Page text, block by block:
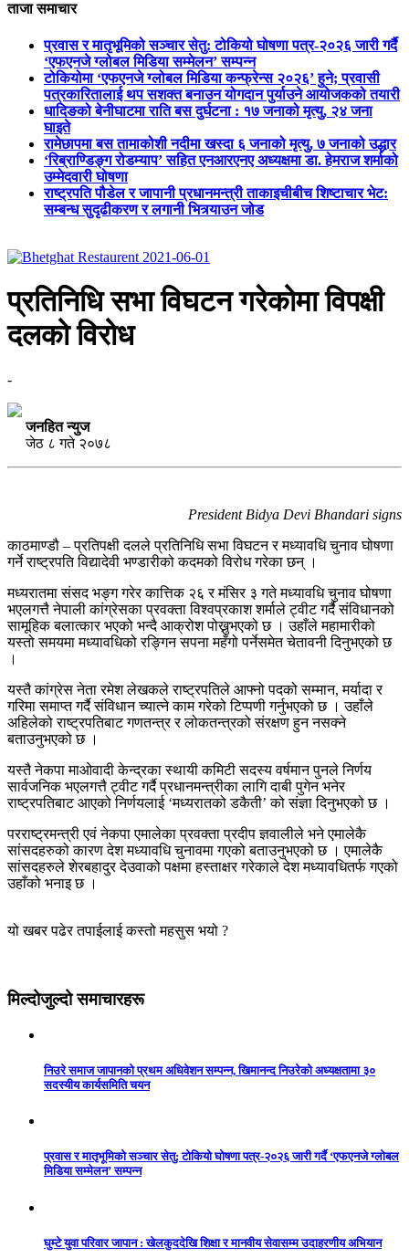
ताजा समाचार
प्रवास र मातृभूमिको सञ्चार सेतु: टोकियो घोषणा पत्र-२०२६ जारी गर्दै
‘एफएनजे ग्लोबल मिडिया सम्मेलन’ सम्पन्न
टोकियोमा ‘एफएनजे ग्लोबल मिडिया कन्फ्रेन्स २०२६’ हुने; प्रवासी
पत्रकारितालाई थप सशक्त बनाउन योगदान पुर्याउने आयोजकको तयारी
धादिङको बेनीघाटमा राति बस दुर्घटना : १७ जनाको मृत्यु, २४ जना
घाइते
रामेछापमा बस तामाकोशी नदीमा खस्दा ६ जनाको मृत्यु, ७ जनाको उद्धार
‘रिब्राण्डिङ्ग रोडम्याप’ सहित एनआरएनए अध्यक्षमा डा. हेमराज शर्माको
उम्मेदवारी घोषणा
राष्ट्रपति पौडेल र जापानी प्रधानमन्त्री ताकाइचीबीच शिष्टाचार भेट:
सम्बन्ध सुदृढीकरण र लगानी भित्र्याउन जोड
प्रतिनिधि सभा विघटन गरेकोमा विपक्षी
दलको विरोध
-
जनहित न्युज
जेठ ८ गते २०७८
President Bidya Devi Bhandari signs
काठमाण्डौ – प्रतिपक्षी दलले प्रतिनिधि सभा विघटन र मध्यावधि चुनाव घोषणा
गर्ने राष्ट्रपति विद्यादेवी भण्डारीको कदमको विरोध गरेका छन् ।
मध्यरातमा संसद भङ्ग गरेर कात्तिक २६ र मंसिर ३ गते मध्यावधि चुनाव घोषणा
भएलगत्तै नेपाली कांग्रेसका प्रवक्ता विश्वप्रकाश शर्माले ट्वीट गर्दै संविधानको
सामूहिक बलात्कार भएको भन्दै आक्रोश पोख्नुभएको छ । उहाँले महामारीको
यस्तो समयमा मध्यावधिको रङ्गिन सपना महँगो पर्नेसमेत चेतावनी दिनुभएको छ
।
यस्तै कांग्रेस नेता रमेश लेखकले राष्ट्रपतिले आफ्नो पदको सम्मान, मर्यादा र
गरिमा समाप्त गर्दै संविधान च्यात्ने काम गरेको टिप्पणी गर्नुभएको छ । उहाँले
अहिलेको राष्ट्रपतिबाट गणतन्त्र र लोकतन्त्रको संरक्षण हुन नसक्ने
बताउनुभएको छ ।
यस्तै नेकपा माओवादी केन्द्रका स्थायी कमिटी सदस्य वर्षमान पुनले निर्णय
सार्वजनिक भएलगत्तै ट्वीट गर्दै प्रधानमन्त्रीका लागि दाबी पुगेन भनेर
राष्ट्रपतिबाट आएको निर्णयलाई ‘मध्यरातको डकैती’ को संज्ञा दिनुभएको छ ।
परराष्ट्रमन्त्री एवं नेकपा एमालेका प्रवक्ता प्रदीप ज्ञवालीले भने एमालेकै
सांसदहरुको कारण देश मध्यावधि चुनावमा गएको बताउनुभएको छ । एमालेकै
सांसदहरुले शेरबहादुर देउवाको पक्षमा हस्ताक्षर गरेकाले देश मध्यावधितर्फ गएको
उहाँको भनाइ छ ।
यो खबर पढेर तपाईलाई कस्तो महसुस भयो ?
मिल्दोजुल्दो समाचारहरू
निउरे समाज जापानको प्रथम अधिवेशन सम्पन्न, खिमानन्द निउरेको अध्यक्षतामा ३०
सदस्यीय कार्यसमिति चयन
प्रवास र मातृभूमिको सञ्चार सेतु: टोकियो घोषणा पत्र-२०२६ जारी गर्दै ‘एफएनजे ग्लोबल
मिडिया सम्मेलन’ सम्पन्न
घुम्टे युवा परिवार जापान : खेलकुददेखि शिक्षा र मानवीय सेवासम्म उदाहरणीय अभियान